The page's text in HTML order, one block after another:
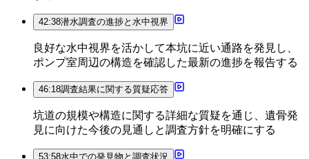
42:38潜水調査の進捗と水中視界
良好な水中視界を活かして本坑に近い通路を発見し、
ポンプ室周辺の構造を確認した最新の進捗を報告する
46:18調査結果に関する質疑応答
坑道の規模や構造に関する詳細な質疑を通じ、遺骨発
見に向けた今後の見通しと調査方針を明確にする
53:58水中での発見物と調査状況